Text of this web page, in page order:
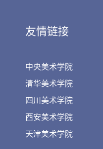
友情链接
中央美术学院
清华美术学院
四川美术学院
西安美术学院
天津美术学院